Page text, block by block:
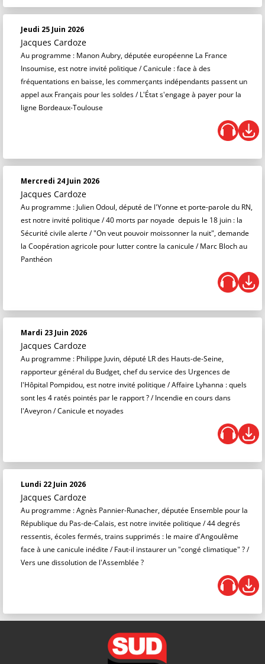
Jeudi 25 Juin 2026
Jacques Cardoze
Au programme : Manon Aubry, députée européenne La France
Insoumise, est notre invité politique / Canicule : face à des
fréquentations en baisse, les commerçants indépendants passent un
appel aux Français pour les soldes / L'État s'engage à payer pour la
ligne Bordeaux-Toulouse
Mercredi 24 Juin 2026
Jacques Cardoze
Au programme : Julien Odoul, député de l'Yonne et porte-parole du RN,
est notre invité politique / 40 morts par noyade depuis le 18 juin : la
Sécurité civile alerte / "On veut pouvoir moissonner la nuit", demande
la Coopération agricole pour lutter contre la canicule / Marc Bloch au
Panthéon
Mardi 23 Juin 2026
Jacques Cardoze
Au programme : Philippe Juvin, député LR des Hauts-de-Seine,
rapporteur général du Budget, chef du service des Urgences de
l'Hôpital Pompidou, est notre invité politique / Affaire Lyhanna : quels
sont les 4 ratés pointés par le rapport ? / Incendie en cours dans
l'Aveyron / Canicule et noyades
Lundi 22 Juin 2026
Jacques Cardoze
Au programme : Agnès Pannier-Runacher, députée Ensemble pour la
République du Pas-de-Calais, est notre invitée politique / 44 degrés
ressentis, écoles fermés, trains supprimés : le maire d'Angoulême
face à une canicule inédite / Faut-il instaurer un "congé climatique" ? /
Vers une dissolution de l'Assemblée ?